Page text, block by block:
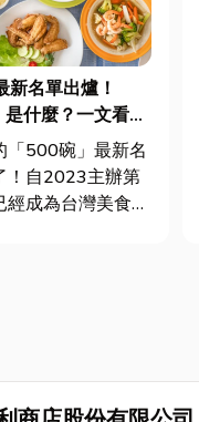
名單出爐！
是什麼？一文看懂
指南
「500碗」最新名
！自2023主辦第
成為台灣美食界